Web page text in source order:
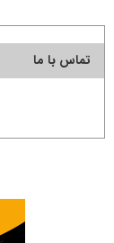
تماس با ما